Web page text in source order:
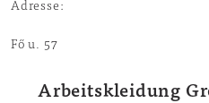
Adresse:
Fő u. 57
Arbeitskleidung